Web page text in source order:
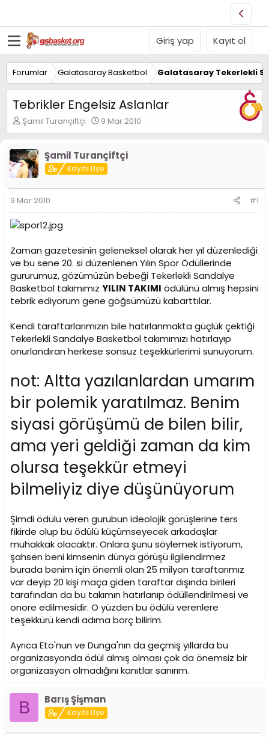
Giriş yap Kayıt ol
Forumlar Galatasaray Basketbol Galatasaray Tekerlekli
Tebrikler Engelsiz Aslanlar
K
o
u
y
u
B
a
ş
a
a
n
Şamil Turançiftçi
B
a
l
a
n
g
i
h
i
9 Mar 2010
Şamil Turançiftçi
Kayıtlı Üye
9 Mar 2010 #1
Zaman gazetesinin geleneksel olarak her yıl düzenlediği
ve bu sene 20. si düzenlenen Yılın Spor Ödüllerinde
gururumuz, gözümüzün bebeği Tekerlekli Sandalye
Basketbol takımımız YILIN TAKIMI ödülünü almış hepsini
tebrik ediyorum gene göğsümüzü kabarttılar.
Kendi taraftarlarımızın bile hatırlanmakta güçlük çektiği
Tekerlekli Sandalye Basketbol takımımızı hatırlayıp
onurlandıran herkese sonsuz teşekkürlerimi sunuyorum.
not: Altta yazılanlardan umarım
bir polemik yaratılmaz. Benim
siyasi görüşümü de bilen bilir,
ama yeri geldiği zaman da kim
olursa teşekkür etmeyi
bilmeliyiz diye düşünüyorum
Şimdi ödülü veren gurubun ideolojik görüşlerine ters
fikirde olup bu ödülü küçümseyecek arkadaşlar
muhakkak olacaktır. Onlara şunu söylemek istiyorum,
şahsen beni kimsenin dünya görüşü ilgilendirmez
burada benim için önemli olan 25 milyon taraftarımız
var deyip 20 kişi maça giden taraftar dışında birileri
tarafından da bu takımın hatırlanıp ödüllendirilmesi ve
onore edilmesidir. O yüzden bu ödülü verenlere
teşekkürü kendi adıma borç bilirim.
Ayrıca Eto'nun ve Dunga'nın da geçmiş yıllarda bu
organizasyonda ödül almış olması çok da önemsiz bir
organizasyon olmadığını kanıtlar sanırım.
B Barış Şişman
Kayıtlı Üye